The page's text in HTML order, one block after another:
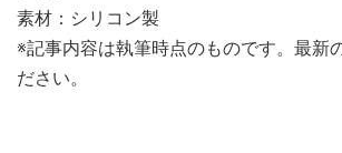
素材：シリコン製
※記事内容は執筆時点のものです。最新
ださい。